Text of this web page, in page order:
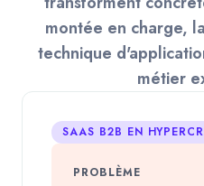
montée en charge,
technique
métier
SAAS B2B EN
PROBLÈME